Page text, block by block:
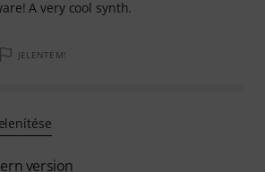
A very cool synth.
JELENTEM!
version